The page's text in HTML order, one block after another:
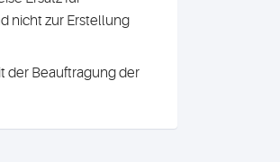
nicht zur Erstellung
der Beauftragung der